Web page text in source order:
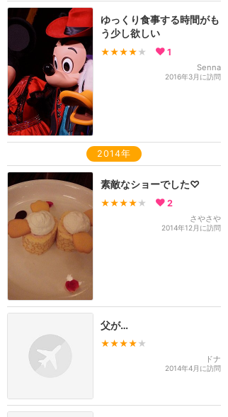
ゆっくり食事する時間がも
う少し欲しい
★★★★ ★ 1
Senna
2016年3月に訪問
2014年
素敵なショーでした♡
★★★★ ★ 2
さやさや
2014年12月に訪問
父が…
★★★★ ★
ドナ
2014年4月に訪問